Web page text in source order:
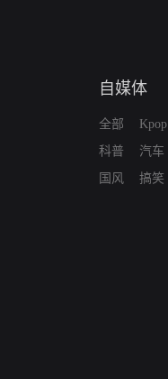
自媒体
全部
科普
国风
Kpop
汽车
搞笑